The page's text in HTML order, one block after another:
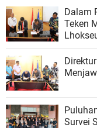
Dalam
Teken
Survei